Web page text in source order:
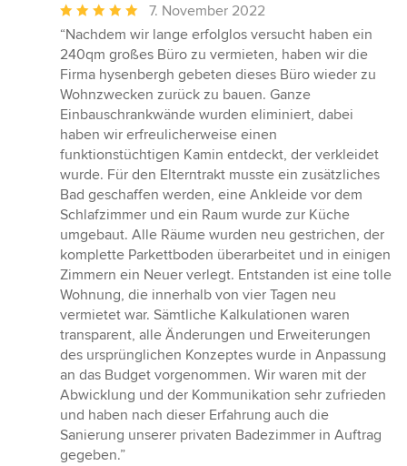
Durchschnittliche
Bewertung:
5
von
5
Sternen
7. November 2022
“Nachdem wir lange erfolglos versucht haben ein
240qm großes Büro zu vermieten, haben wir die
Firma hysenbergh gebeten dieses Büro wieder zu
Wohnzwecken zurück zu bauen. Ganze
Einbauschrankwände wurden eliminiert, dabei
haben wir erfreulicherweise einen
funktionstüchtigen Kamin entdeckt, der verkleidet
wurde. Für den Elterntrakt musste ein zusätzliches
Bad geschaffen werden, eine Ankleide vor dem
Schlafzimmer und ein Raum wurde zur Küche
umgebaut. Alle Räume wurden neu gestrichen, der
komplette Parkettboden überarbeitet und in einigen
Zimmern ein Neuer verlegt. Entstanden ist eine tolle
Wohnung, die innerhalb von vier Tagen neu
vermietet war. Sämtliche Kalkulationen waren
transparent, alle Änderungen und Erweiterungen
des ursprünglichen Konzeptes wurde in Anpassung
an das Budget vorgenommen. Wir waren mit der
Abwicklung und der Kommunikation sehr zufrieden
und haben nach dieser Erfahrung auch die
Sanierung unserer privaten Badezimmer in Auftrag
gegeben.”